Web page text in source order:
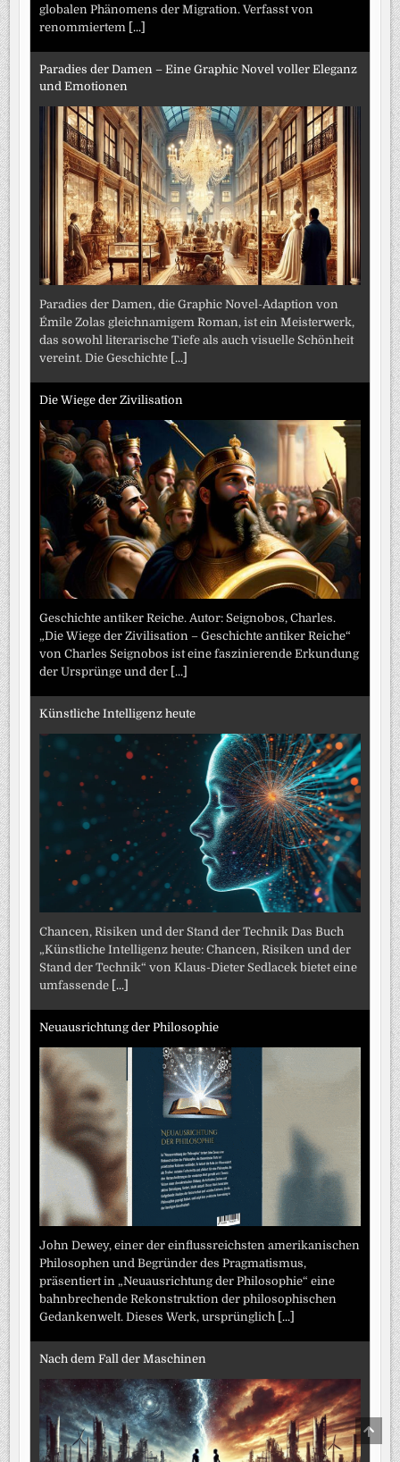
globalen Phänomens der Migration. Verfasst von
renommiertem [...]
Paradies der Damen – Eine Graphic Novel voller Eleganz
und Emotionen
Paradies der Damen, die Graphic Novel-Adaption von
Émile Zolas gleichnamigem Roman, ist ein Meisterwerk,
das sowohl literarische Tiefe als auch visuelle Schönheit
vereint. Die Geschichte [...]
Die Wiege der Zivilisation
Geschichte antiker Reiche. Autor: Seignobos, Charles.
„Die Wiege der Zivilisation – Geschichte antiker Reiche“
von Charles Seignobos ist eine faszinierende Erkundung
der Ursprünge und der [...]
Künstliche Intelligenz heute
Chancen, Risiken und der Stand der Technik Das Buch
„Künstliche Intelligenz heute: Chancen, Risiken und der
Stand der Technik“ von Klaus-Dieter Sedlacek bietet eine
umfassende [...]
Neuausrichtung der Philosophie
John Dewey, einer der einflussreichsten amerikanischen
Philosophen und Begründer des Pragmatismus,
präsentiert in „Neuausrichtung der Philosophie“ eine
bahnbrechende Rekonstruktion der philosophischen
Gedankenwelt. Dieses Werk, ursprünglich [...]
Nach dem Fall der Maschinen
TO
TOP